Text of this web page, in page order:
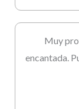
Muy
encantada.